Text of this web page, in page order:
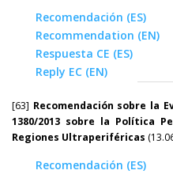
Recomendación (ES)
Recommendation (EN)
Respuesta CE (ES)
Reply EC (EN)
[63] Recomendación sobre la
1380/2013 sobre la Política
Regiones Ultraperiféricas
Recomendación (ES)